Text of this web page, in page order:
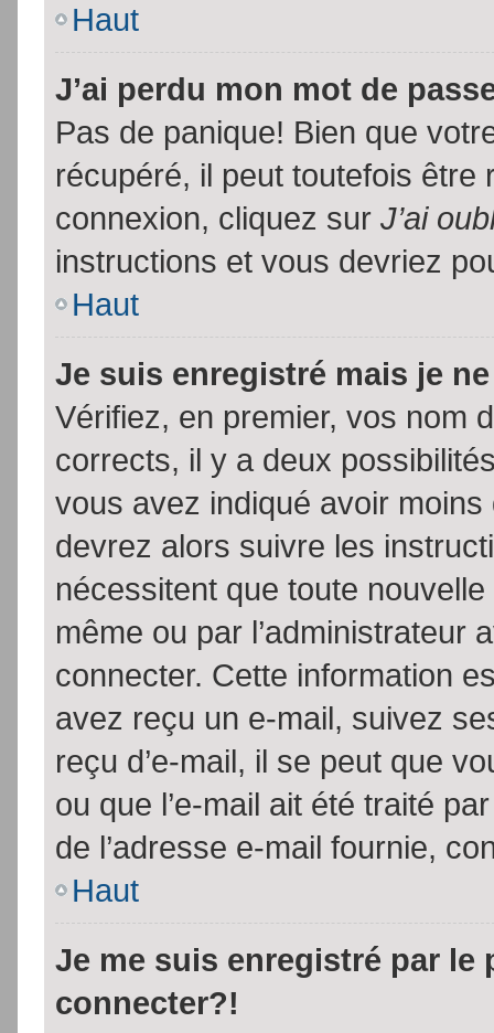
Haut
J’ai perdu mon mot de
Pas de panique! Bien que
récupéré, il peut toutefois être
connexion, cliquez sur J’ai
instructions et vous devriez
Haut
Je suis enregistré mais je
Vérifiez, en premier, vos nom
corrects, il y a deux
vous avez indiqué avoir
devrez alors suivre les
nécessitent que toute
même ou par l’administrateur
connecter. Cette information
avez reçu un e-mail, suivez
reçu d’e-mail, il se peut que
ou que l’e-mail ait été traité
de l’adresse e-mail fournie,
Haut
Je me suis enregistré par le
connecter?!